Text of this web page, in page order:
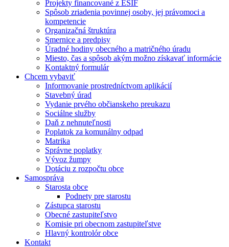
Projekty financované z EŠIF
Spôsob zriadenia povinnej osoby, jej právomoci a
kompetencie
Organizačná štruktúra
Smernice a predpisy
Úradné hodiny obecného a matričného úradu
Miesto, čas a spôsob akým možno získavať informácie
Kontaktný formulár
Chcem vybaviť
Informovanie prostredníctvom aplikácií
Stavebný úrad
Vydanie prvého občianskeho preukazu
Sociálne služby
Daň z nehnuteľnosti
Poplatok za komunálny odpad
Matrika
Správne poplatky
Vývoz žumpy
Dotáciu z rozpočtu obce
Samospráva
Starosta obce
Podnety pre starostu
Zástupca starostu
Obecné zastupiteľstvo
Komisie pri obecnom zastupiteľstve
Hlavný kontrolór obce
Kontakt